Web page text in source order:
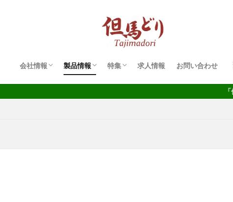
会社情報
代表者挨拶
企業理念
会社概要
会社沿革
製品情報
但馬すこやかどり
特集
但馬どり びっくり市
「但馬どり びっくり市」とは
求人情報 お問い合わせ
「但馬すこや